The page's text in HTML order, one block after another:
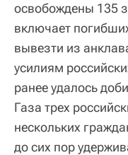
освобождены 135
включает
вывезти из
усилиям
ранее удалось
Газа трех
нескольких
до сих пор